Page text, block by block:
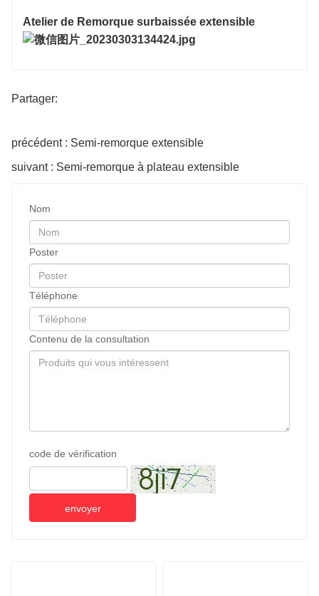
Atelier de Remorque surbaissée extensible
Partager:
précédent : Semi-remorque extensible
suivant : Semi-remorque à plateau extensible
Nom
Poster
Téléphone
Contenu de la consultation
code de vérification
envoyer